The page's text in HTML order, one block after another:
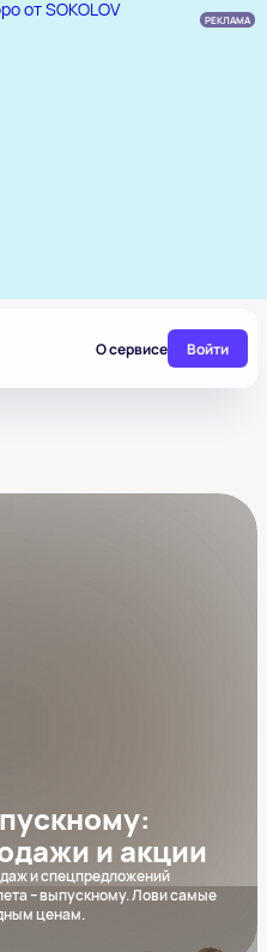
РЕКЛАМА
О сервисе Войти
и акции
и спецпредложений
– выпускному. Лови самые
ценам.